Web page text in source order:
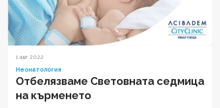
1 авг 2022
Неонатология
Отбелязваме Световната седмица
на кърменето